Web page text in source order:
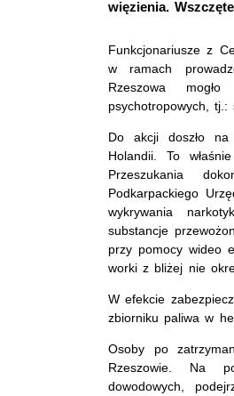
więzienia.
Funkcjonariusze z
w ramach
Rzeszowa
psychotropowych,
Do akcji doszło
Holandii. To
Przeszukania
Podkarpackiego
wykrywania
substancje
przy pomocy wideo
worki z bliżej nie
W efekcie
zbiorniku paliwa w
Osoby po
Rzeszowie. Na
dowodowych,